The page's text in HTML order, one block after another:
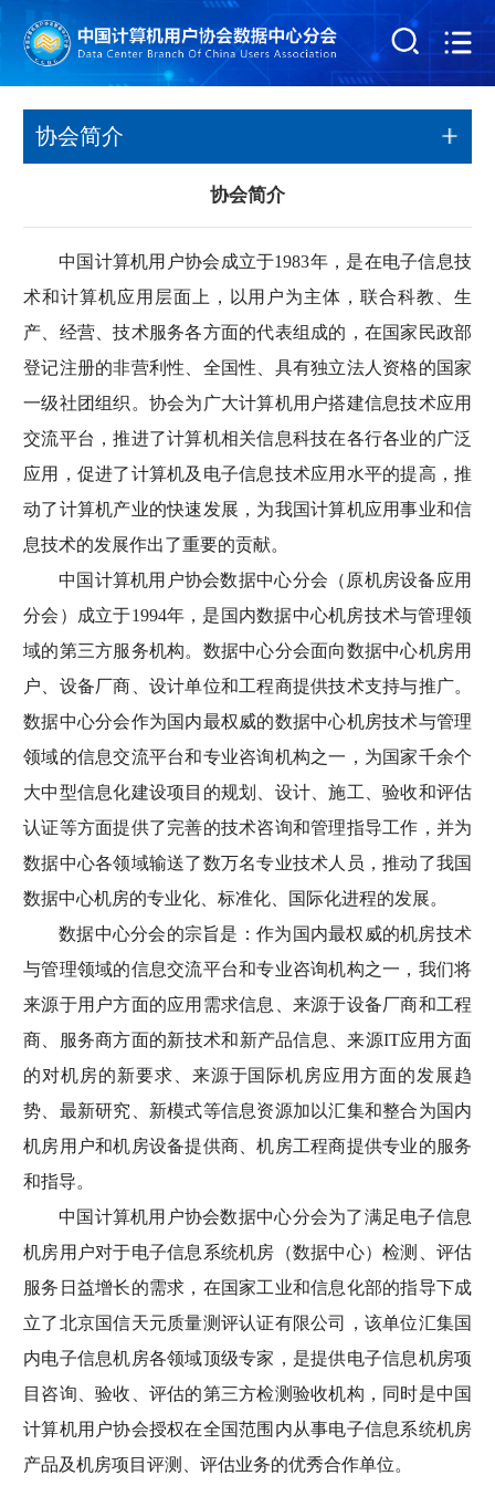
协会简介
协会简介
中国计算机用户协会成立于1983年，是在电子信息技
术和计算机应用层面上，以用户为主体，联合科教、生
产、经营、技术服务各方面的代表组成的，在国家民政部
登记注册的非营利性、全国性、具有独立法人资格的国家
一级社团组织。协会为广大计算机用户搭建信息技术应用
交流平台，推进了计算机相关信息科技在各行各业的广泛
应用，促进了计算机及电子信息技术应用水平的提高，推
动了计算机产业的快速发展，为我国计算机应用事业和信
息技术的发展作出了重要的贡献。
中国计算机用户协会数据中心分会（原机房设备应用
分会）成立于1994年，是国内数据中心机房技术与管理领
域的第三方服务机构。数据中心分会面向数据中心机房用
户、设备厂商、设计单位和工程商提供技术支持与推广。
数据中心分会作为国内最权威的数据中心机房技术与管理
领域的信息交流平台和专业咨询机构之一，为国家千余个
大中型信息化建设项目的规划、设计、施工、验收和评估
认证等方面提供了完善的技术咨询和管理指导工作，并为
数据中心各领域输送了数万名专业技术人员，推动了我国
数据中心机房的专业化、标准化、国际化进程的发展。
数据中心分会的宗旨是：作为国内最权威的机房技术
与管理领域的信息交流平台和专业咨询机构之一，我们将
来源于用户方面的应用需求信息、来源于设备厂商和工程
商、服务商方面的新技术和新产品信息、来源IT应用方面
的对机房的新要求、来源于国际机房应用方面的发展趋
势、最新研究、新模式等信息资源加以汇集和整合为国内
机房用户和机房设备提供商、机房工程商提供专业的服务
和指导。
中国计算机用户协会数据中心分会为了满足电子信息
机房用户对于电子信息系统机房（数据中心）检测、评估
服务日益增长的需求，在国家工业和信息化部的指导下成
立了北京国信天元质量测评认证有限公司，该单位汇集国
内电子信息机房各领域顶级专家，是提供电子信息机房项
目咨询、验收、评估的第三方检测验收机构，同时是中国
计算机用户协会授权在全国范围内从事电子信息系统机房
产品及机房项目评测、评估业务的优秀合作单位。